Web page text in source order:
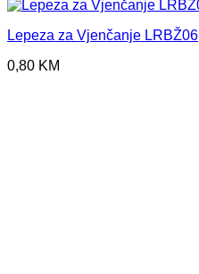
Lepeza za Vjenčanje LRBŽ06
0,80 KM